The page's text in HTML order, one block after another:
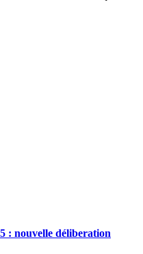
: nouvelle déliberation